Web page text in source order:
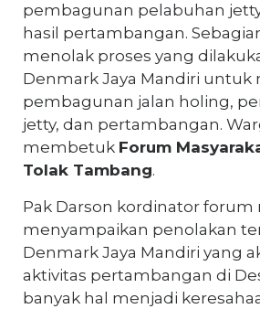
pembagunan pelabuhan
hasil pertambangan.
menolak proses yang
Denmark Jaya Mandiri untuk
pembagunan jalan holing,
jetty, dan pertambangan.
membetuk Forum
Tolak Tambang.
Pak Darson kordinator forum
menyampaikan penolakan
Denmark Jaya Mandiri yang
aktivitas pertambangan di
banyak hal menjadi